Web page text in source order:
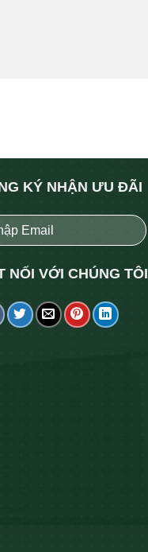
KÝ NHẬN ƯU ĐÃI
NỐI VỚI CHÚNG TÔI